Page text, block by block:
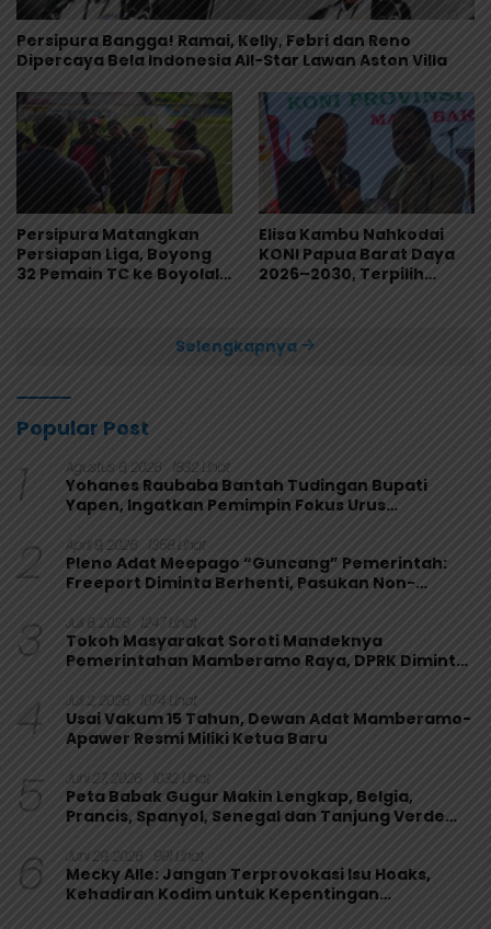
Persipura Bangga! Ramai, Kelly, Febri dan Reno
Dipercaya Bela Indonesia All-Star Lawan Aston Villa
Persipura Matangkan
Persiapan Liga, Boyong
32 Pemain TC ke Boyolali
Elisa Kambu Nahkodai
KONI Papua Barat Daya
2026–2030, Terpilih
Selengkapnya
Popular Post
1 Agustus 6, 2026 1832 Lihat
Yohanes Raubaba Bantah Tudingan Bupati
Yapen, Ingatkan Pemimpin Fokus Urus
2 April 9, 2026 1358 Lihat
Pleno Adat Meepago “Guncang” Pemerintah:
Freeport Diminta Berhenti, Pasukan Non-
3 Juli 6, 2026 1247 Lihat
Tokoh Masyarakat Soroti Mandeknya
Pemerintahan Mamberamo Raya, DPRK Diminta
4 Juli 2, 2026 1074 Lihat
Usai Vakum 15 Tahun, Dewan Adat Mamberamo-
Apawer Resmi Miliki Ketua Baru
5 Juni 27, 2026 1032 Lihat
Peta Babak Gugur Makin Lengkap, Belgia,
Prancis, Spanyol, Senegal dan Tanjung Verde
6 Juni 29, 2026 991 Lihat
Mecky Alle: Jangan Terprovokasi Isu Hoaks,
Kehadiran Kodim untuk Kepentingan